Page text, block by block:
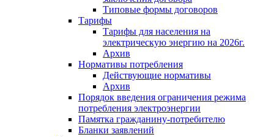
Типовые формы договоров
Тарифы
Тарифы для населения на
электрическую энергию на 2026г.
Архив
Нормативы потребления
Действующие нормативы
Архив
Порядок введения ограничения режима
потребления электроэнергии
Памятка гражданину-потребителю
Бланки заявлений